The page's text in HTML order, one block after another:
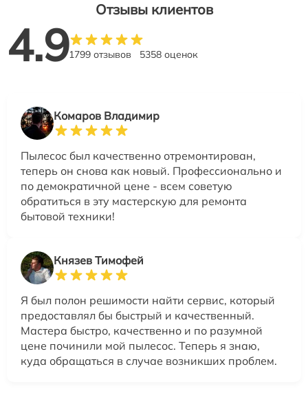
Отзывы клиентов
4.91799 отзывов 5358 оценок
Комаров Владимир
Пылесос был качественно отремонтирован,
теперь он снова как новый. Профессионально и
по демократичной цене - всем советую
обратиться в эту мастерскую для ремонта
бытовой техники!
Князев Тимофей
Я был полон решимости найти сервис, который
предоставлял бы быстрый и качественный.
Мастера быстро, качественно и по разумной
цене починили мой пылесос. Теперь я знаю,
куда обращаться в случае возникших проблем.